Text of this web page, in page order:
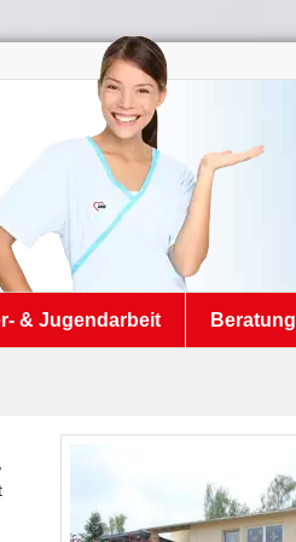
& Jugendarbeit Beratung